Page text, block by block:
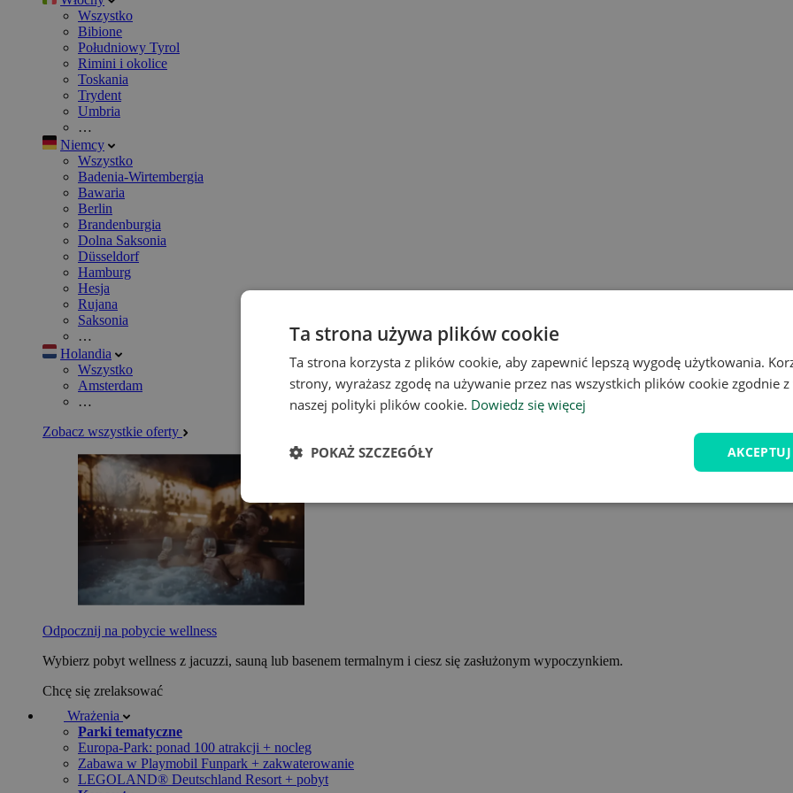
Wszystko
Bibione
Południowy Tyrol
Rimini i okolice
Toskania
Trydent
Umbria
…
Niemcy
Wszystko
Badenia-Wirtembergia
Bawaria
Berlin
Brandenburgia
Dolna Saksonia
Düsseldorf
Hamburg
Hesja
Rujana
Saksonia
…
Holandia
Wszystko
Amsterdam
…
Zobacz wszystkie oferty
Odpocznij na pobycie wellness
Wybierz pobyt wellness z jacuzzi, sauną lub basenem termalnym i ciesz się zasłużonym wypoczynkiem.
Chcę się zrelaksować
Wrażenia
Parki tematyczne
Europa-Park: ponad 100 atrakcji + nocleg
Zabawa w Playmobil Funpark + zakwaterowanie
LEGOLAND® Deutschland Resort + pobyt
Ta strona używa plików cookie
Ta strona korzysta z plików cookie, aby zapewnić lepszą wygodę użytkowania.
strony, wyrażasz zgodę na używanie przez nas wszystkich plików cookie zgodnie
naszej polityki plików cookie. Dowiedz się więcej
POKAŻ SZCZEGÓŁY